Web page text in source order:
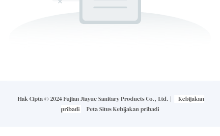
Hak Cipta © 2024 Fujian Jiayue Sanitary Products Co., Ltd. |
Kebijakan
pribadi
Peta SitusKebijakan pribadi